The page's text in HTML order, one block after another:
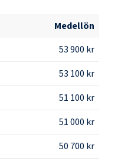
Medellön
53 900 kr
53 100 kr
51 100 kr
51 000 kr
50 700 kr